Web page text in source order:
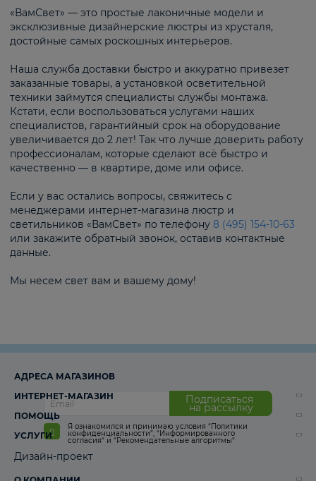
«ВамСвет» — это простые лаконичные модели и
эксклюзивные дизайнерские люстры из хрусталя,
достойные самых роскошных интерьеров.
Наша служба доставки быстро и аккуратно привезет
заказанные товары, а установкой осветительной
техники займутся специалисты службы монтажа.
Кстати, если воспользоваться услугами наших
специалистов, гарантийный срок на оборудование
увеличивается до 2 лет! Так что лучше доверить работу
профессионалам, которые сделают всё быстро и
качественно — в квартире, доме или офисе.
Если у вас остались вопросы, свяжитесь с
менеджерами интернет-магазина люстр и
светильников «ВамСвет» по телефону 8 (495) 154-10-63
или закажите обратный звонок, оставив контактные
данные.
Мы несем свет вам и вашему дому!
Подписаться
на рассылку
Я ознакомился и принимаю условия “Политики
конфиденциальности”, “Информированного
согласия“ и “Рекомендательные алгоритмы“
АДРЕСА МАГАЗИНОВ
ИНТЕРНЕТ-МАГАЗИН
ПОМОЩЬ
УСЛУГИ
Дизайн-проект